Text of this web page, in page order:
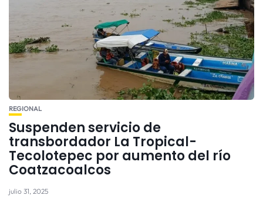
REGIONAL
Suspenden servicio de
transbordador La Tropical-
Tecolotepec por aumento del río
Coatzacoalcos
julio 31, 2025